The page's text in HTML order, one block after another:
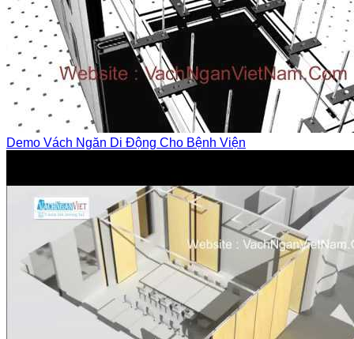
Demo Vách Ngăn Di Động Cho Bệnh Viện